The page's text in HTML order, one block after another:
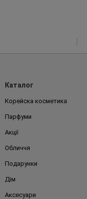
Каталог
Корейска косметика
Парфуми
Акції
Обличчя
Подарунки
Дім
Аксесуари